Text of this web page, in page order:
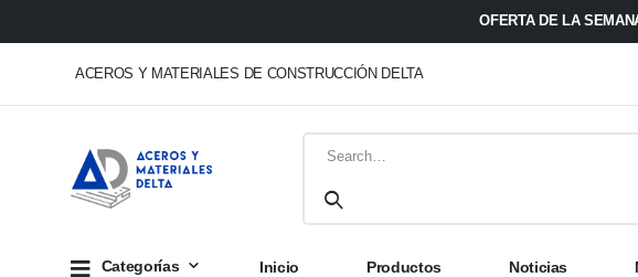
OFERTA DE LA
ACEROS Y MATERIALES DE CONSTRUCCIÓN DELTA
Categorías Inicio Productos Noticias